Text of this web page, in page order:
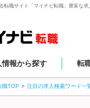
転職サイト「マイナビ転職」豊富な
報から探す 転
職TOP 注目の求人検索ワード一